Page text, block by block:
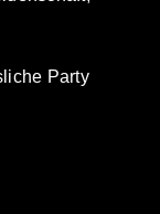
Party